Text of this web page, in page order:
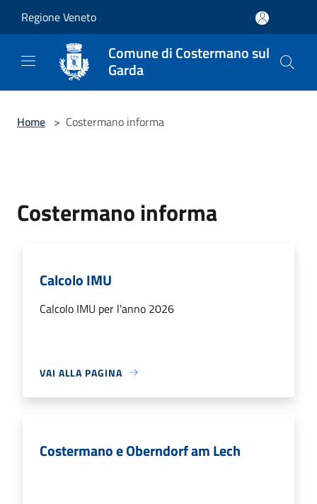
Regione Veneto
Comune di Costermano sul
Garda
Home > Costermano informa
Costermano informa
Calcolo IMU
Calcolo IMU per l'anno 2026
VAI ALLA PAGINA
Costermano e Oberndorf am Lech